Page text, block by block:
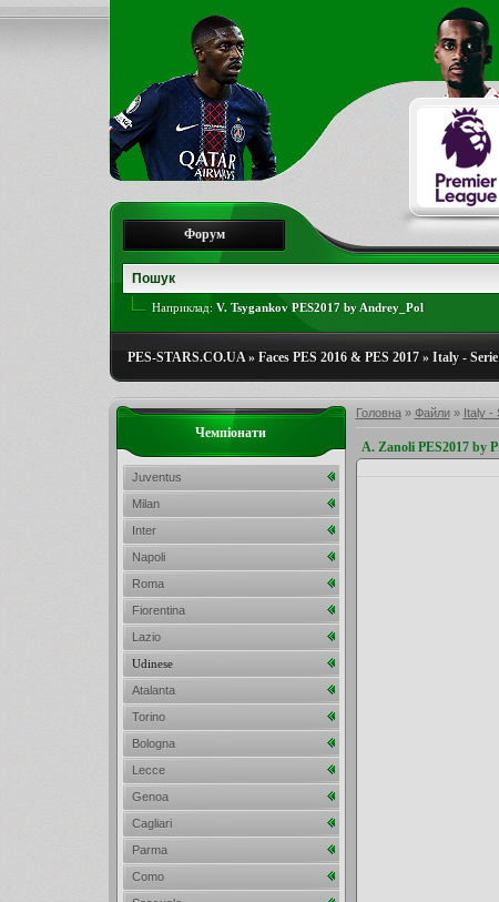
Форум
Наприклад: V. Tsygankov PES2017 by Andrey_Pol
PES-STARS.CO.UA» Faces PES 2016 & PES 2017» Italy -
Головна» Файли» Italy -
A. Zanoli PES2017 by
Чемпіонати
Juventus
Milan
Inter
Napoli
Roma
Fiorentina
Lazio
Udinese
Atalanta
Torino
Bologna
Lecce
Genoa
Cagliari
Parma
Como